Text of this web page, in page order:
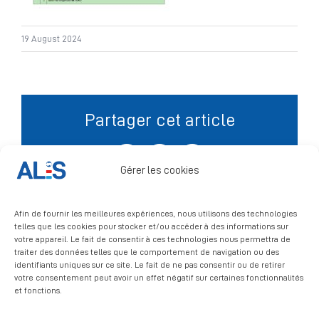
Gérer les cookies
Afin de fournir les meilleures expériences, nous utilisons des technologies
telles que les cookies pour stocker et/ou accéder à des informations sur
votre appareil. Le fait de consentir à ces technologies nous permettra de
traiter des données telles que le comportement de navigation ou des
identifiants uniques sur ce site. Le fait de ne pas consentir ou de retirer
votre consentement peut avoir un effet négatif sur certaines fonctionnalités
et fonctions.
Signalement
19 August 2024
Partager cet article